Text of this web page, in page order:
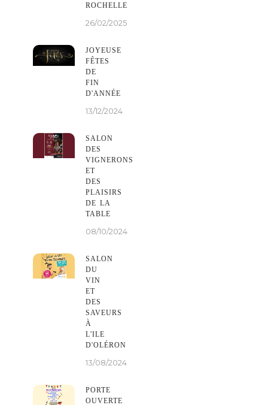
ROCHELLE
26/02/2025
JOYEUSE
FÊTES
DE
FIN
D'ANNÉE
13/12/2024
SALON
DES
VIGNERONS
ET
DES
PLAISIRS
DE LA
TABLE
08/10/2024
SALON
DU
VIN
ET
DES
SAVEURS
À
L'ILE
D'OLÉRON
13/08/2024
PORTE
OUVERTE